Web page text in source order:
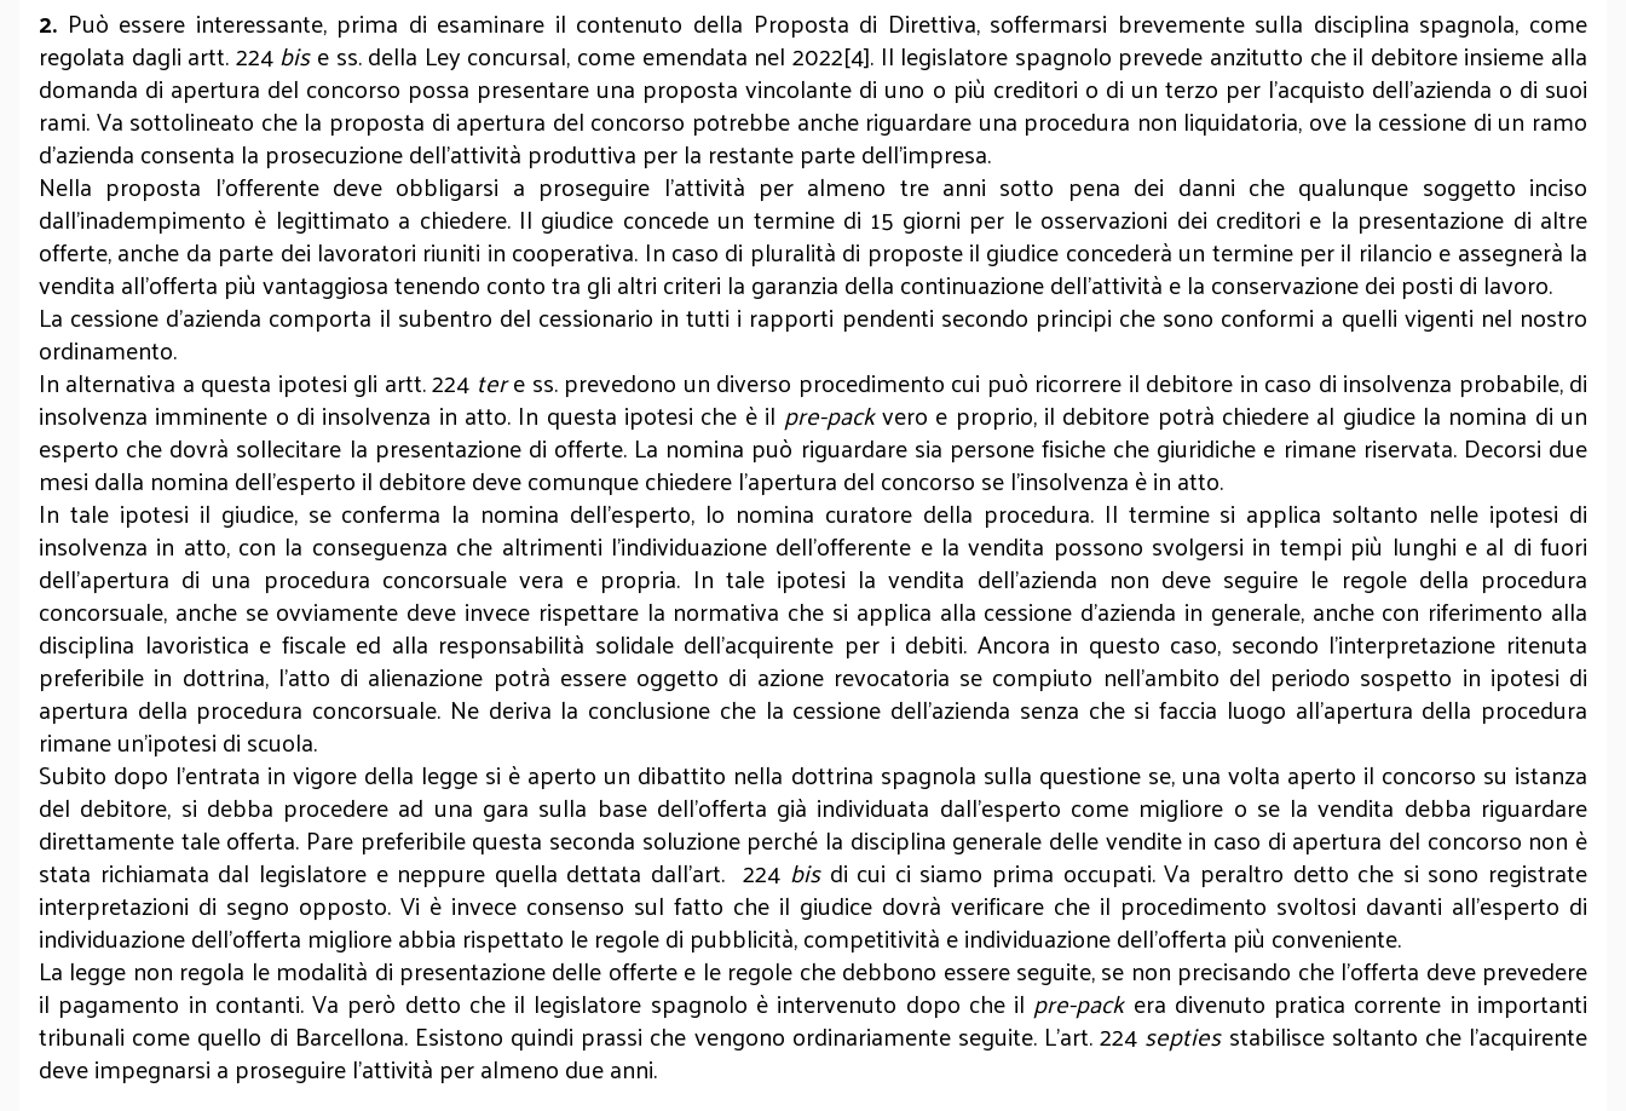
2. Può essere interessante, prima di esaminare il contenuto della Proposta di Direttiva, soffermarsi brevemente sulla disciplina spagnola, come
regolata dagli artt. 224bise ss. della Ley concursal, come emendata nel 2022[4]. Il legislatore spagnolo prevede anzitutto che il debitore insieme alla
domanda di apertura del concorso possa presentare una proposta vincolante di uno o più creditori o di un terzo per l’acquisto dell’azienda o di suoi
rami. Va sottolineato che la proposta di apertura del concorso potrebbe anche riguardare una procedura non liquidatoria, ove la cessione di un ramo
d’azienda consenta la prosecuzione dell’attività produttiva per la restante parte dell’impresa.
Nella proposta l’offerente deve obbligarsi a proseguire l’attività per almeno tre anni sotto pena dei danni che qualunque soggetto inciso
dall’inadempimento è legittimato a chiedere. Il giudice concede un termine di 15 giorni per le osservazioni dei creditori e la presentazione di altre
offerte, anche da parte dei lavoratori riuniti in cooperativa. In caso di pluralità di proposte il giudice concederà un termine per il rilancio e assegnerà la
vendita all’offerta più vantaggiosa tenendo conto tra gli altri criteri la garanzia della continuazione dell’attività e la conservazione dei posti di lavoro.
La cessione d’azienda comporta il subentro del cessionario in tutti i rapporti pendenti secondo principi che sono conformi a quelli vigenti nel nostro
ordinamento.
In alternativa a questa ipotesi gli artt. 224 tere ss. prevedono un diverso procedimento cui può ricorrere il debitore in caso di insolvenza probabile, di
insolvenza imminente o di insolvenza in atto. In questa ipotesi che è il pre-packvero e proprio, il debitore potrà chiedere al giudice la nomina di un
esperto che dovrà sollecitare la presentazione di offerte. La nomina può riguardare sia persone fisiche che giuridiche e rimane riservata. Decorsi due
mesi dalla nomina dell’esperto il debitore deve comunque chiedere l’apertura del concorso se l’insolvenza è in atto.
In tale ipotesi il giudice, se conferma la nomina dell’esperto, lo nomina curatore della procedura. Il termine si applica soltanto nelle ipotesi di
insolvenza in atto, con la conseguenza che altrimenti l’individuazione dell’offerente e la vendita possono svolgersi in tempi più lunghi e al di fuori
dell’apertura di una procedura concorsuale vera e propria. In tale ipotesi la vendita dell’azienda non deve seguire le regole della procedura
concorsuale, anche se ovviamente deve invece rispettare la normativa che si applica alla cessione d’azienda in generale, anche con riferimento alla
disciplina lavoristica e fiscale ed alla responsabilità solidale dell’acquirente per i debiti. Ancora in questo caso, secondo l’interpretazione ritenuta
preferibile in dottrina, l’atto di alienazione potrà essere oggetto di azione revocatoria se compiuto nell’ambito del periodo sospetto in ipotesi di
apertura della procedura concorsuale. Ne deriva la conclusione che la cessione dell’azienda senza che si faccia luogo all’apertura della procedura
rimane un’ipotesi di scuola.
Subito dopo l’entrata in vigore della legge si è aperto un dibattito nella dottrina spagnola sulla questione se, una volta aperto il concorso su istanza
del debitore, si debba procedere ad una gara sulla base dell’offerta già individuata dall’esperto come migliore o se la vendita debba riguardare
direttamente tale offerta. Pare preferibile questa seconda soluzione perché la disciplina generale delle vendite in caso di apertura del concorso non è
stata richiamata dal legislatore e neppure quella dettata dall’art. 224 bisdi cui ci siamo prima occupati. Va peraltro detto che si sono registrate
interpretazioni di segno opposto. Vi è invece consenso sul fatto che il giudice dovrà verificare che il procedimento svoltosi davanti all’esperto di
individuazione dell’offerta migliore abbia rispettato le regole di pubblicità, competitività e individuazione dell’offerta più conveniente.
La legge non regola le modalità di presentazione delle offerte e le regole che debbono essere seguite, se non precisando che l’offerta deve prevedere
il pagamento in contanti. Va però detto che il legislatore spagnolo è intervenuto dopo che il pre-packera divenuto pratica corrente in importanti
tribunali come quello di Barcellona. Esistono quindi prassi che vengono ordinariamente seguite. L’art. 224septiesstabilisce soltanto che l’acquirente
deve impegnarsi a proseguire l’attività per almeno due anni.